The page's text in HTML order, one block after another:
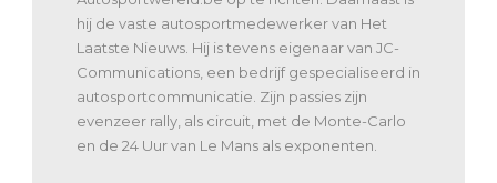
hij de vaste autosportmedewerker van Het
Laatste Nieuws. Hij is tevens eigenaar van JC-
Communications, een bedrijf gespecialiseerd in
autosportcommunicatie. Zijn passies zijn
evenzeer rally, als circuit, met de Monte-Carlo
en de 24 Uur van Le Mans als exponenten.